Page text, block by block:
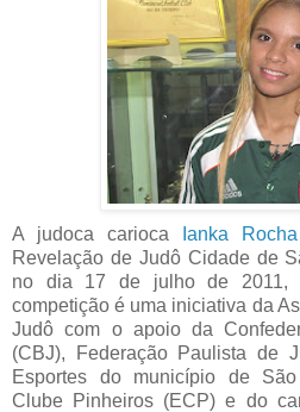
A judoca carioca Ianka Rocha
Revelação de Judô Cidade de
no dia 17 de julho de 2011,
competição é uma iniciativa da
Judô com o apoio da
(CBJ), Federação Paulista de
Esportes do município de
Clube Pinheiros (ECP) e do